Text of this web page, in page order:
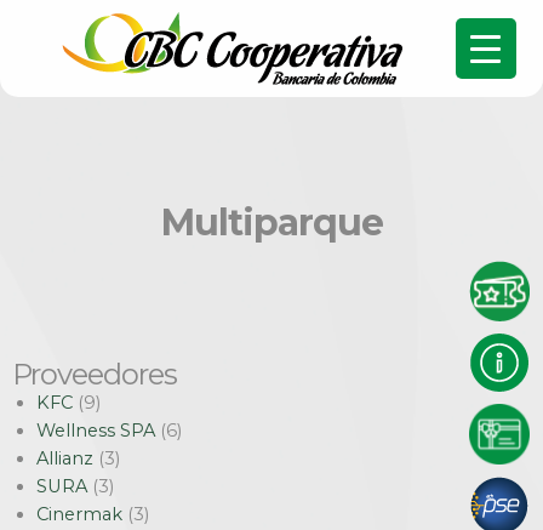
Multiparque
Proveedores
KFC (9)
Wellness SPA(6)
Allianz (3)
SURA(3)
Cinermak (3)